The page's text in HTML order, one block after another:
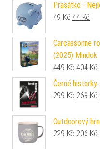
Prasátko -
49Kč Původní
44 Kč
Carcassonne
(2025) Mindok
449Kč 404 Kč
Černé
299Kč 269 Kč
Outdoorový
229Kč 206 Kč